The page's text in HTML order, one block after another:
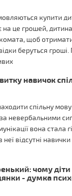
купити
це грошей,
щоб
беруться
навичок
спільну
невербальними
вона стала
відсутні
чому
- думка